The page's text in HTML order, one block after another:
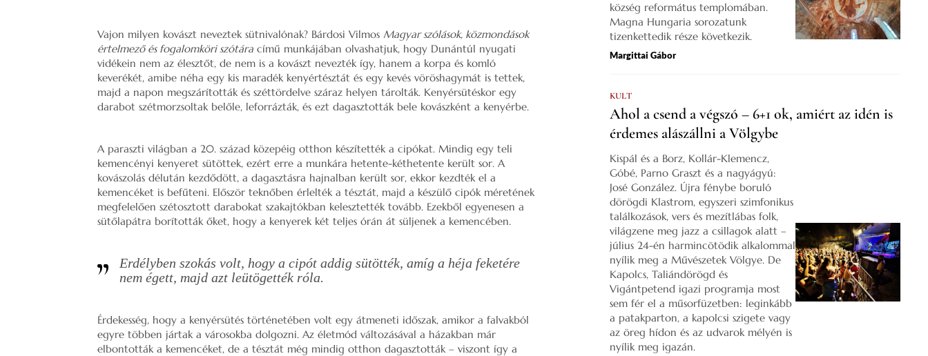
Vajon milyen kovászt neveztek sütnivalónak? Bárdosi VilmosMagyar szólások, közmondások
értelmező és fogalomköri szótára című munkájában olvashatjuk, hogy Dunántúl nyugati
vidékein nem az élesztőt, de nem is a kovászt nevezték így, hanem a korpa és komló
keverékét, amibe néha egy kis maradék kenyértésztát és egy kevés vöröshagymát is tettek,
majd a napon megszárították és széttördelve száraz helyen tárolták. Kenyérsütéskor egy
darabot szétmorzsoltak belőle, leforrázták, és ezt dagasztották bele kovászként a kenyérbe.
A paraszti világban a 20. század közepéig otthon készítették a cipókat. Mindig egy teli
kemencényi kenyeret sütöttek, ezért erre a munkára hetente-kéthetente került sor. A
kovászolás délután kezdődött, a dagasztásra hajnalban került sor, ekkor kezdték el a
kemencéket is befűteni. Először teknőben érlelték a tésztát, majd a készülő cipók méretének
megfelelően szétosztott darabokat szakajtókban kelesztették tovább. Ezekből egyenesen a
sütőlapátra borították őket, hogy a kenyerek két teljes órán át süljenek a kemencében.
Erdélyben szokás volt, hogy a cipót addig sütötték, amíg a héja feketére
nem égett, majd azt leütögették róla.
Érdekesség, hogy a kenyérsütés történetében volt egy átmeneti időszak, amikor a falvakból
egyre többen jártak a városokba dolgozni. Az életmód változásával a házakban már
elbontották a kemencéket, de a tésztát még mindig otthon dagasztották – viszont így a
község református templomában.
Magna Hungaria sorozatunk
tizenkettedik része következik.
Margittai Gábor
KULT
Ahol a csend a végszó – 6+1 ok, amiért az idén is
érdemes alászállni a Völgybe
Kispál és a Borz, Kollár-Klemencz,
Góbé, Parno Graszt és a nagyágyú:
José González. Újra fénybe boruló
dörögdi Klastrom, egyszeri szimfonikus
találkozások, vers és mezítlábas folk,
világzene meg jazz a csillagok alatt –
július 24-én harmincötödik alkalommal
nyílik meg a Művészetek Völgye. De
Kapolcs, Taliándörögd és
Vigántpetend igazi programja most
sem fér el a műsorfüzetben: leginkább
a patakparton, a kapolcsi szigete vagy
az öreg hídon és az udvarok mélyén is
nyílik meg igazán.